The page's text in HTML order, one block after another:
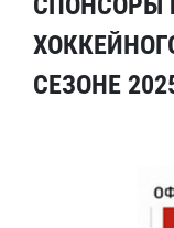
СЕЗОНЕ